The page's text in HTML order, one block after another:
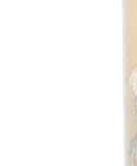
CONTATTI